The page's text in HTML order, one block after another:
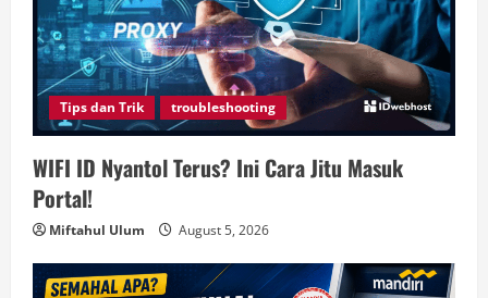
Tips dan Trik troubleshooting
WIFI ID Nyantol Terus? Ini Cara Jitu Masuk
Portal!
Miftahul Ulum August 5, 2026